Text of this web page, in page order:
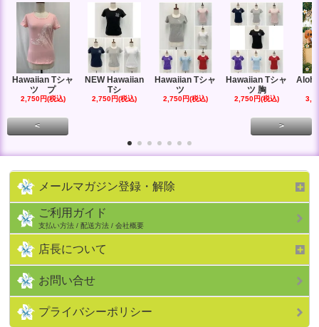
Hawaiian Tシャ
ツ プ
2,750円(税込)
NEW Hawaiian
Tシ
2,750円(税込)
Hawaiian Tシャ
ツ
2,750円(税込)
Hawaiian Tシャ
ツ 胸
2,750円(税込)
< >
メールマガジン登録・解除
ご利用ガイド
支払い方法 / 配送方法 / 会社概要
店長について
お問い合せ
プライバシーポリシー